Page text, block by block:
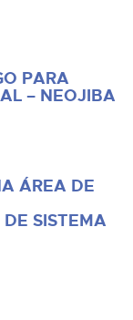
PARA
– NEOJIBA
ÁREA DE
SISTEMA